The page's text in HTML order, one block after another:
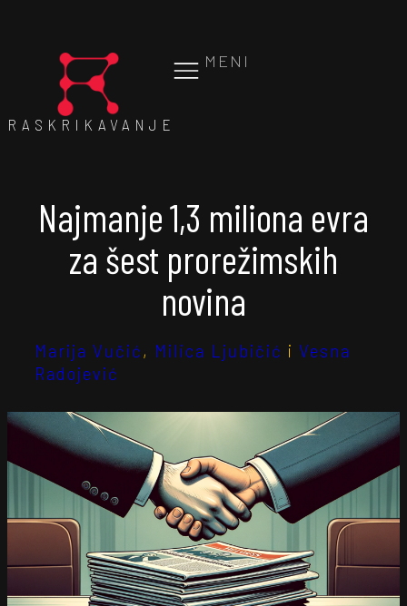
MENI
RASKRIKAVANJE
Najmanje 1,3 miliona evra
za šest prorežimskih
novina
Marija Vučić, Milica Ljubičić i Vesna
Radojević